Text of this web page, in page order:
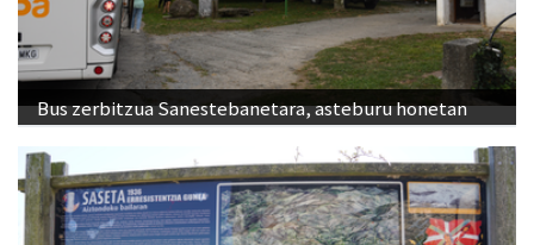
Bus zerbitzua Sanestebanetara, asteburu honetan